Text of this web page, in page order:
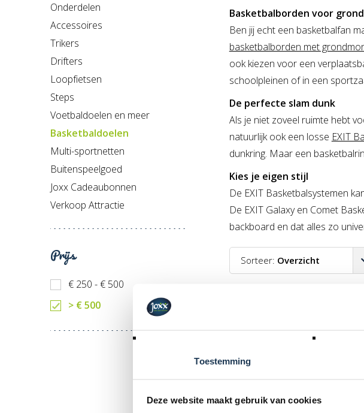
Toestemming
Deze website maakt gebruik van cookies
Onderdelen
Accessoires
Trikers
Drifters
Loopfietsen
Steps
Voetbaldoelen en meer
Basketbaldoelen
Multi-sportnetten
Buitenspeelgoed
Joxx Cadeaubonnen
Verkoop Attractie
Prijs
€ 250 - € 500
> € 500
Basketbalborden voor
Ben jij echt een basketbalfan
basketbalborden met
ook kiezen voor een
schoolpleinen of in een
De perfecte slam dunk
Als je niet zoveel ruimte hebt
natuurlijk ook een losse EXIT
dunkring. Maar een
Kies je eigen stijl
De EXIT Basketbalsystemen
De EXIT Galaxy en Comet
backboard en dat alles zo
Sorteer: Overzicht